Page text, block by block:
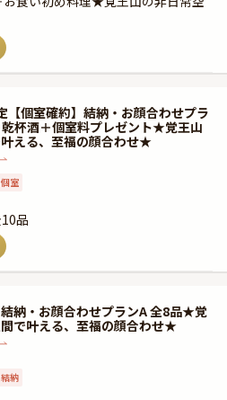
【個室確約】結納・お顔合わせプラ
杯酒＋個室料プレゼント★覚王山
える、至福の顔合わせ★
個室
品
結納・お顔合わせプランA 全8品★覚
で叶える、至福の顔合わせ★
納